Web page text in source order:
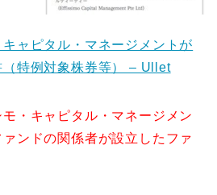
ャピタル・マネージメントが
特例対象株券等） – Ullet
・キャピタル・マネージメン
ァンドの関係者が設立したファ